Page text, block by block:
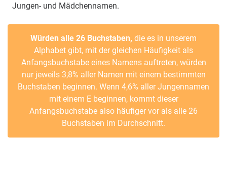
Jungen- und Mädchennamen.
Würden alle 26 Buchstaben, die es in unserem
Alphabet gibt, mit der gleichen Häufigkeit als
Anfangsbuchstabe eines Namens auftreten, würden
nur jeweils 3,8% aller Namen mit einem bestimmten
Buchstaben beginnen. Wenn 4,6% aller Jungennamen
mit einem E beginnen, kommt dieser
Anfangsbuchstabe also häufiger vor als alle 26
Buchstaben im Durchschnitt.